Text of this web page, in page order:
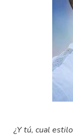
¿Y tú, cual